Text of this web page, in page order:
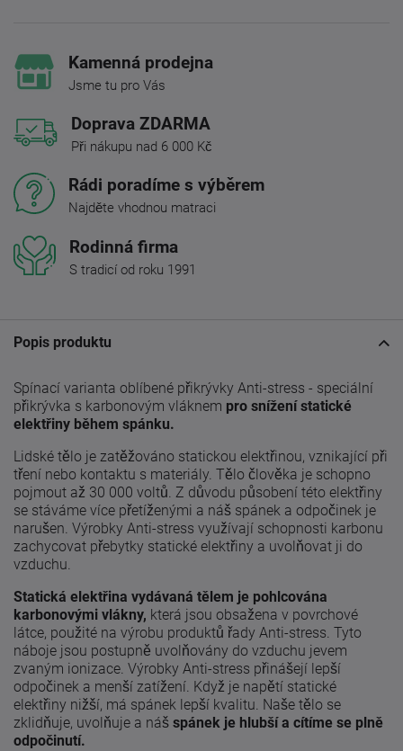
Kamenná prodejna
Jsme tu pro Vás
Doprava ZDARMA
Při nákupu nad 6 000 Kč
Rádi poradíme s výběrem
Najděte vhodnou matraci
Rodinná firma
S tradicí od roku 1991
Popis produktu
Spínací varianta oblíbené přikrývky Anti-stress - speciální
přikrývka s karbonovým vláknem pro snížení statické
elektřiny během spánku.
Lidské tělo je zatěžováno statickou elektřinou, vznikající při
tření nebo kontaktu s materiály. Tělo člověka je schopno
pojmout až 30 000 voltů. Z důvodu působení této elektřiny
se stáváme více přetíženými a náš spánek a odpočinek je
narušen. Výrobky Anti-stress využívají schopnosti karbonu
zachycovat přebytky statické elektřiny a uvolňovat ji do
vzduchu.
Statická elektřina vydávaná tělem je pohlcována
karbonovými vlákny, která jsou obsažena v povrchové
látce, použité na výrobu produktů řady Anti-stress. Tyto
náboje jsou postupně uvolňovány do vzduchu jevem
zvaným ionizace. Výrobky Anti-stress přinášejí lepší
odpočinek a menší zatížení. Když je napětí statické
elektřiny nižší, má spánek lepší kvalitu. Naše tělo se
zklidňuje, uvolňuje a náš spánek je hlubší a cítíme se plně
odpočinutí.